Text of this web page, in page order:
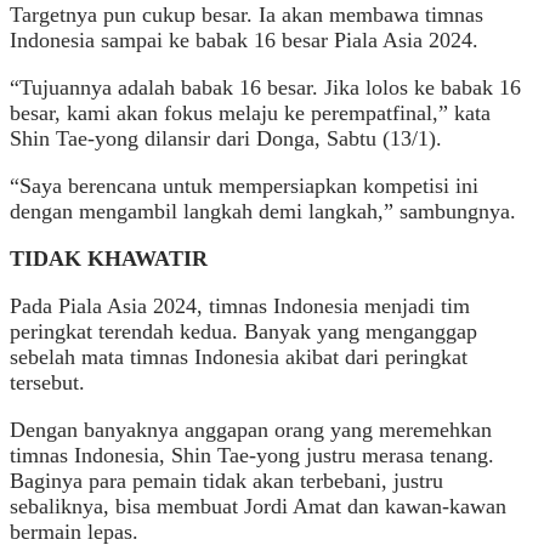
Targetnya pun cukup besar. Ia akan membawa timnas
Indonesia sampai ke babak 16 besar Piala Asia 2024.
“Tujuannya adalah babak 16 besar. Jika lolos ke babak 16
besar, kami akan fokus melaju ke perempatfinal,” kata
Shin Tae-yong dilansir dari Donga, Sabtu (13/1).
“Saya berencana untuk mempersiapkan kompetisi ini
dengan mengambil langkah demi langkah,” sambungnya.
TIDAK KHAWATIR
Pada Piala Asia 2024, timnas Indonesia menjadi tim
peringkat terendah kedua. Banyak yang menganggap
sebelah mata timnas Indonesia akibat dari peringkat
tersebut.
Dengan banyaknya anggapan orang yang meremehkan
timnas Indonesia, Shin Tae-yong justru merasa tenang.
Baginya para pemain tidak akan terbebani, justru
sebaliknya, bisa membuat Jordi Amat dan kawan-kawan
bermain lepas.